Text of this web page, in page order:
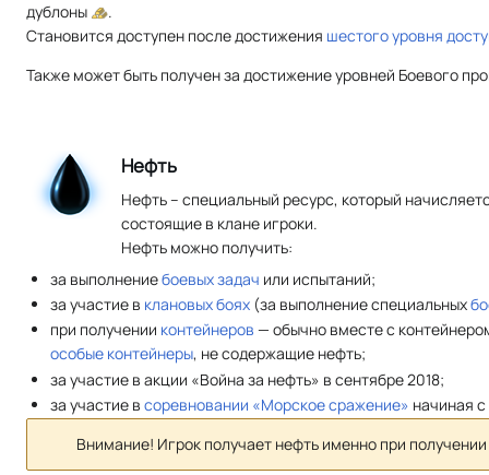
дублоны
.
Становится доступен после достижения шестого уровня
Также может быть получен за достижение уровней Боевого
Нефть
Нефть – специальный ресурс, который
состоящие в клане игроки.
Нефть можно получить:
за выполнениебоевых задач или испытаний;
за участие в клановых боях (за выполнение специальных
при получении контейнеров — обычно вместе с
особые контейнеры, не содержащие нефть;
за участие в акции «Война за нефть» в сентябре 2018;
за участие всоревновании «Морское сражение» начиная
Внимание! Игрок получает нефть именно при